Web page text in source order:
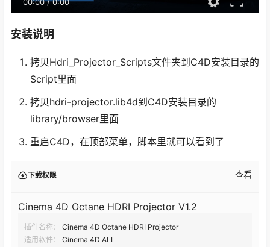
安装说明
拷贝Hdri_Projector_Scripts文件夹到C4D安装目录的
Script里面
拷贝hdri-projector.lib4d到C4D安装目录的
library/browser里面
重启C4D，在顶部菜单，脚本里就可以看到了
下载权限 查看
Cinema 4D Octane HDRI Projector V1.2
插件名称：
Cinema 4D Octane HDRI Projector
适用软件：
Cinema 4D ALL